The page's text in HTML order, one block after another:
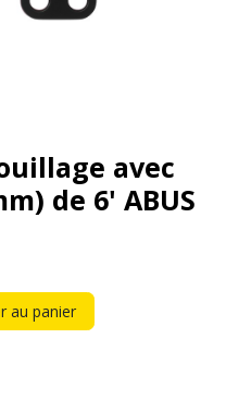
avec
de 6' ABUS
au panier